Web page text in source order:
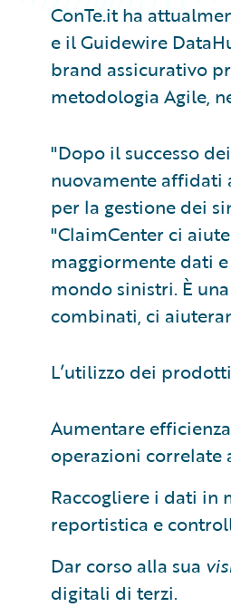
ConTe.it ha
e il Guidewire
brand assicurativo
metodologia Agile,
"Dopo il successo
nuovamente
per la gestione dei
"ClaimCenter ci
maggiormente dati
mondo sinistri. È
combinati, ci
L’utilizzo dei
Aumentare
operazioni correlate
Raccogliere i dati in
reportistica e
Dar corso alla sua
digitali di terzi.